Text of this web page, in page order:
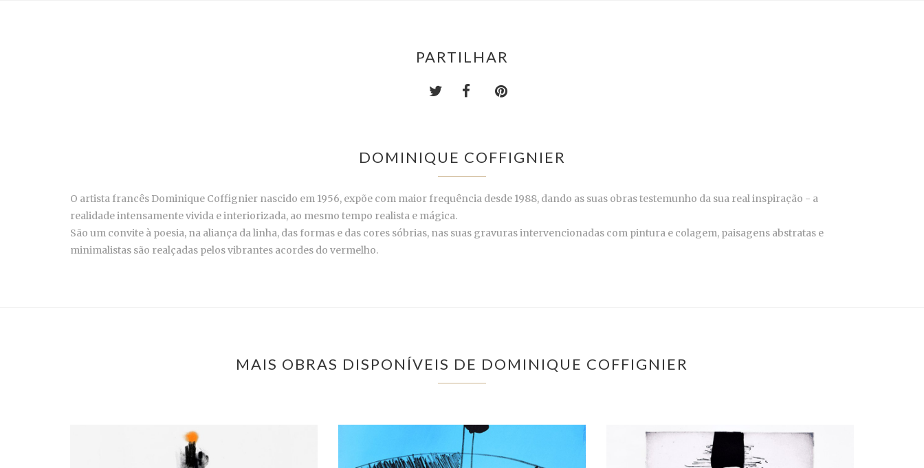
PARTILHAR
DOMINIQUE COFFIGNIER
O artista francês Dominique Coffignier nascido em 1956, expõe com maior frequência desde 1988, dando as suas obras testemunho da sua real inspiração - a
realidade intensamente vivida e interiorizada, ao mesmo tempo realista e mágica.
São um convite à poesia, na aliança da linha, das formas e das cores sóbrias, nas suas gravuras intervencionadas com pintura e colagem, paisagens abstratas e
minimalistas são realçadas pelos vibrantes acordes do vermelho.
MAIS OBRAS DISPONÍVEIS DE DOMINIQUE COFFIGNIER